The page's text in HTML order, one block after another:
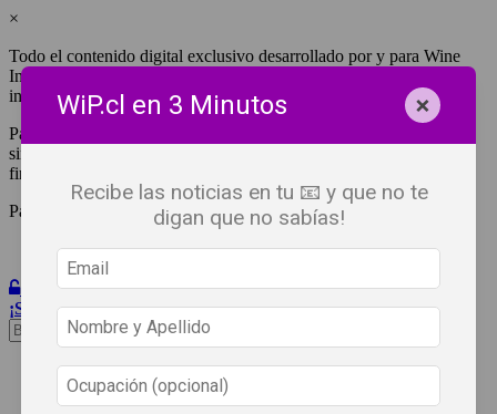
×
Todo el contenido digital exclusivo desarrollado por y para Wine
Independent Press Chile, cuenta con derechos de propiedad
intelectual.
Para tener acceso a una copia y/o impresión de cualquiera de ellos
sin fines de lucro, debes ser #SuscriptorWiP.^Para su réplica con
fines comerciales debes contactar al e-mail
Pagas una sola vez al año y disfrutas por 12 meses.
Iniciar Sesión
¡Suscribete! BeneficiosWiP
Buscar:
Síguenos
WiP.cl en 3 Minutos ×
Recibe las noticias en tu 📧 y que no te
digan que no sabías!